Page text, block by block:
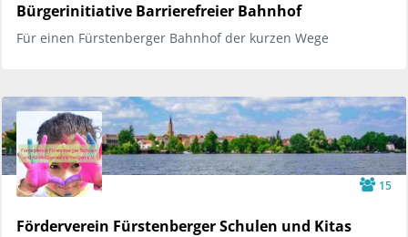
Bürgerinitiative Barrierefreier Bahnhof
Für einen Fürstenberger Bahnhof der kurzen Wege
15
Förderverein Fürstenberger Schulen und Kitas